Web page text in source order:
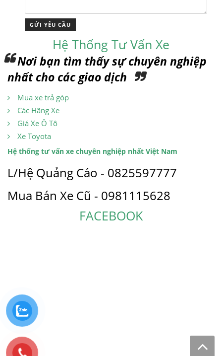
Hệ Thống Tư Vấn Xe
Nơi bạn tìm thấy sự chuyên nghiệp
nhất cho các giao dịch
Mua xe trả góp
Các Hãng Xe
Giá Xe Ô Tô
Xe Toyota
Hệ thống tư vấn xe chuyên nghiệp nhất Việt Nam
L/Hệ Quảng Cáo - 0825597777
Mua Bán Xe Cũ - 0981115628
FACEBOOK